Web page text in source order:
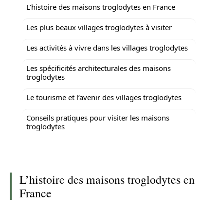
L’histoire des maisons troglodytes en France
Les plus beaux villages troglodytes à visiter
Les activités à vivre dans les villages troglodytes
Les spécificités architecturales des maisons
troglodytes
Le tourisme et l’avenir des villages troglodytes
Conseils pratiques pour visiter les maisons
troglodytes
L’histoire des maisons troglodytes en
France